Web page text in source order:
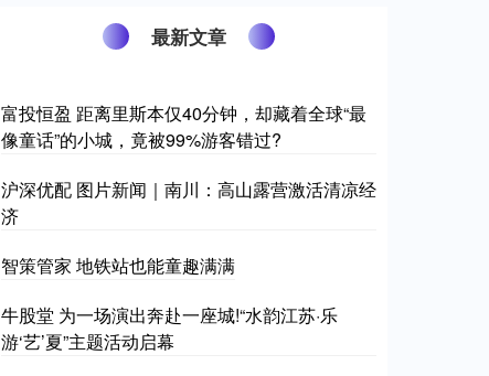
最新文章
富投恒盈 距离里斯本仅40分钟，却藏着全球“最
像童话”的小城，竟被99%游客错过?
沪深优配 图片新闻｜南川：高山露营激活清凉经
济
智策管家 地铁站也能童趣满满
牛股堂 为一场演出奔赴一座城!“水韵江苏·乐
游‘艺’夏”主题活动启幕